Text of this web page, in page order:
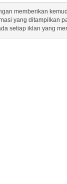
memberikan
yang ditampilkan
setiap iklan yang